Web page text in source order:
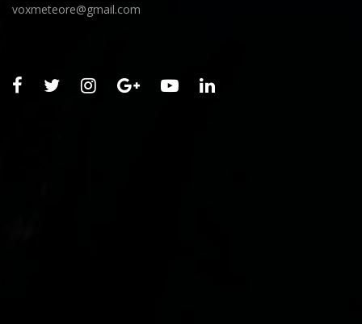
voxmeteore@gmail.com